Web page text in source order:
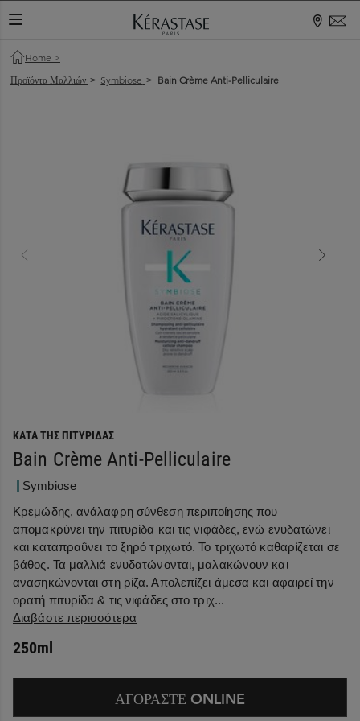
ΕΝΑΛΛΑΓΉ ΠΕΡΙΉΓΗΣΗΣ
Home >
Προϊόντα Μαλλιών > Symbiose > Bain Crème Anti-Pelliculaire
ΚΑΤΆ ΤΗΣ ΠΙΤΥΡΊΔΑΣ
Bain Crème Anti-Pelliculaire
Symbiose
Kρεμώδης, ανάλαφρη σύνθεση περιποίησης που
απομακρύνει την πιτυρίδα και τις νιφάδες, ενώ ενυδατώνει
και καταπραΰνει το ξηρό τριχωτό. Το τριχωτό καθαρίζεται σε
βάθος. Τα μαλλιά ενυδατώνονται, μαλακώνουν και
ανασηκώνονται στη ρίζα. Απολεπίζει άμεσα και αφαιρεί την
ορατή πιτυρίδα & τις νιφάδες στο τριχ...
Διαβάστε περισσότερα
250ml
ΑΓΟΡΑΣΤΕ ONLINE